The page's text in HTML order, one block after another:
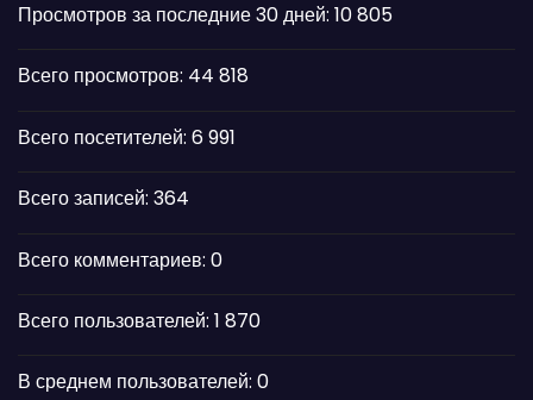
Просмотров за последние 30 дней: 10 805
Всего просмотров: 44 818
Всего посетителей: 6 991
Всего записей: 364
Всего комментариев: 0
Всего пользователей: 1 870
В среднем пользователей: 0